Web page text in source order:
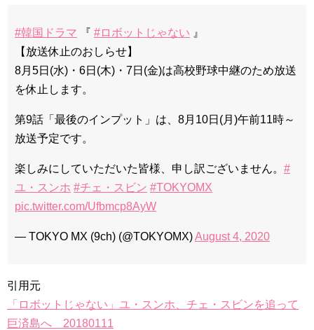
#韓国ドラマ 『 #ロボットじゃない 』
【放送休止のおしらせ】
8月5日(水)・6日(木)・7日(金)は高校野球中継のため放送
を休止します。
第9話「最後のインプット」は、8月10日(月)午前11時～
放送予定です。
楽しみにしていただいた皆様、申し訳ございません。 #
ユ・スンホ #チェ・スビン #TOKYOMX
pic.twitter.com/Ufbmcp8AyW
— TOKYO MX (9ch) (@TOKYOMX)August 4, 2020
引用元
「ロボットじゃない」ユ・スンホ、チェ・スビンを追って
巨済島へ 20180111